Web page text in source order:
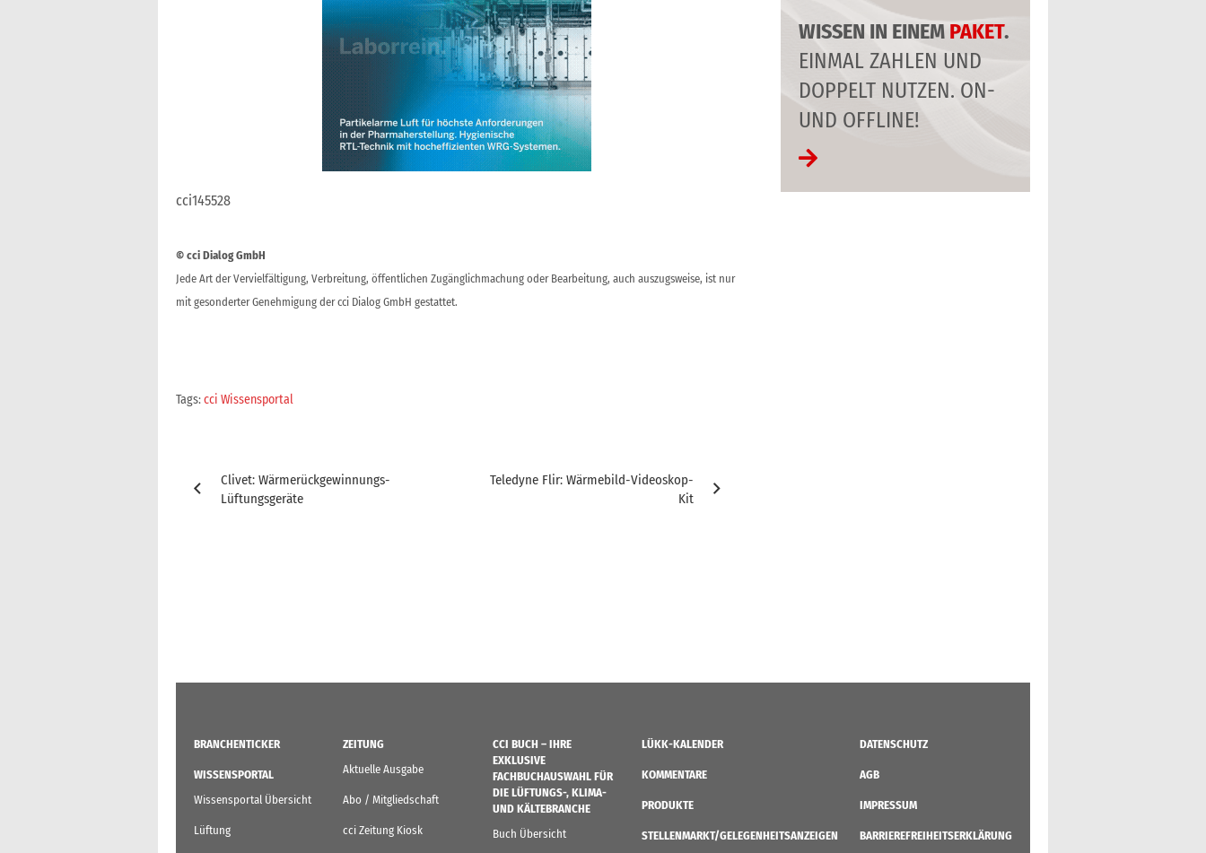
cci145528
© cci Dialog GmbH
Jede Art der Vervielfältigung, Verbreitung, öffentlichen Zugänglichmachung oder Bearbeitung, auch auszugsweise, ist nur
mit gesonderter Genehmigung der cci Dialog GmbH gestattet.
Tags:cci Wissensportal
Clivet: Wärmerückgewinnungs-
Lüftungsgeräte
Teledyne Flir: Wärmebild-Videoskop-
Kit
WISSEN IN EINEM PAKET.
EINMAL ZAHLEN UND
DOPPELT NUTZEN. ON-
UND OFFLINE!
BRANCHENTICKER
WISSENSPORTAL
Wissensportal Übersicht
Lüftung
ZEITUNG
Aktuelle Ausgabe
Abo / Mitgliedschaft
cci Zeitung Kiosk
CCI BUCH – IHRE
EXKLUSIVE
FACHBUCHAUSWAHL FÜR
DIE LÜFTUNGS-, KLIMA-
UND KÄLTEBRANCHE
Buch Übersicht
LÜKK-KALENDER
KOMMENTARE
PRODUKTE
STELLENMARKT/GELEGENHEITSANZEIGEN
DATENSCHUTZ
AGB
IMPRESSUM
BARRIEREFREIHEITSERKLÄRUNG